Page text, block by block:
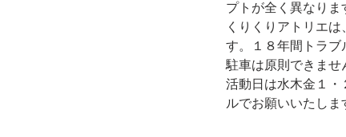
プトが全く異なりま
くりくりアトリエ
す。１８年間トラブ
駐車は原則できませ
活動日は水木金１・
ルでお願いいたし